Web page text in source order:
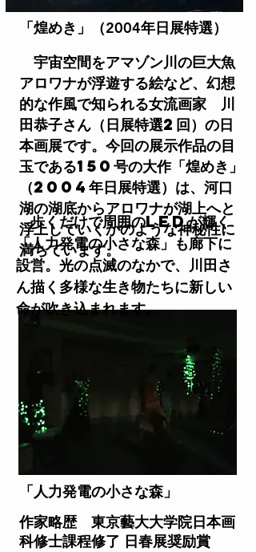
「煌めき」（2004年日展特選）
宇宙空間をアマゾン川の巨大魚
アロワナが浮遊する絵など、幻想
的な作風で知られる女流画家 川
田恭子さん（日展特選2回）の日
本画展です。今回の展示作品の目
玉である150号の大作「煌めき」
（2004年日展特選）は、河口
湖の湖底からアロワナが湖上へと
浮上していくかのような神秘性に
満ちています。
歩くだけで周囲のLEDが輝く
「人力発電の小さな森」も廊下に
設営。光の点滅のなかで、川田さ
ん描く多様な生き物たちに新しい
命が吹き込まれます。
「人力発電の小さな森」
作家略歴 東京藝大大学院日本画
科修士課程修了 日春展奨励賞